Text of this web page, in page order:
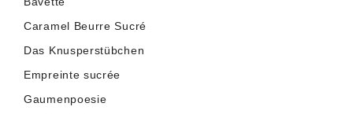
Caramel Beurre Sucré
Das Knusperstübchen
Empreinte sucrée
Gaumenpoesie